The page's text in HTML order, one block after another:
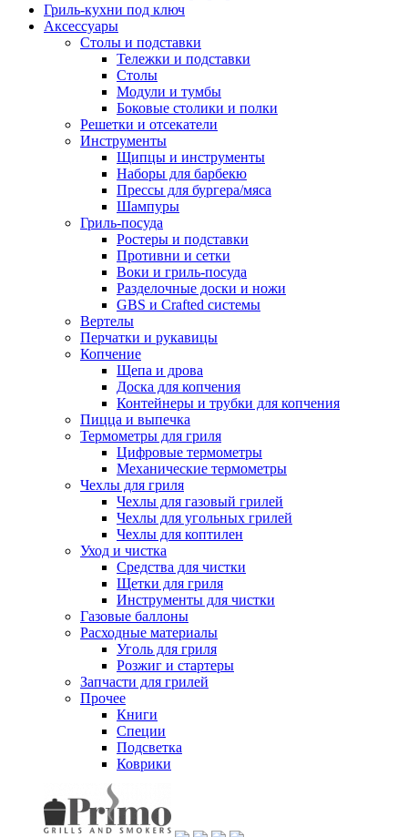
Гриль-кухни под ключ
Аксессуары
Столы и подставки
Тележки и подставки
Столы
Модули и тумбы
Боковые столики и полки
Решетки и отсекатели
Инструменты
Щипцы и инструменты
Наборы для барбекю
Прессы для бургера/мяса
Шампуры
Гриль-посуда
Ростеры и подставки
Противни и сетки
Воки и гриль-посуда
Разделочные доски и ножи
GBS и Crafted системы
Вертелы
Перчатки и рукавицы
Копчение
Щепа и дрова
Доска для копчения
Контейнеры и трубки для копчения
Пицца и выпечка
Термометры для гриля
Цифровые термометры
Механические термометры
Чехлы для гриля
Чехлы для газовый грилей
Чехлы для угольных грилей
Чехлы для коптилен
Уход и чистка
Средства для чистки
Щетки для гриля
Инструменты для чистки
Газовые баллоны
Расходные материалы
Уголь для гриля
Розжиг и стартеры
Запчасти для грилей
Прочее
Книги
Специи
Подсветка
Коврики